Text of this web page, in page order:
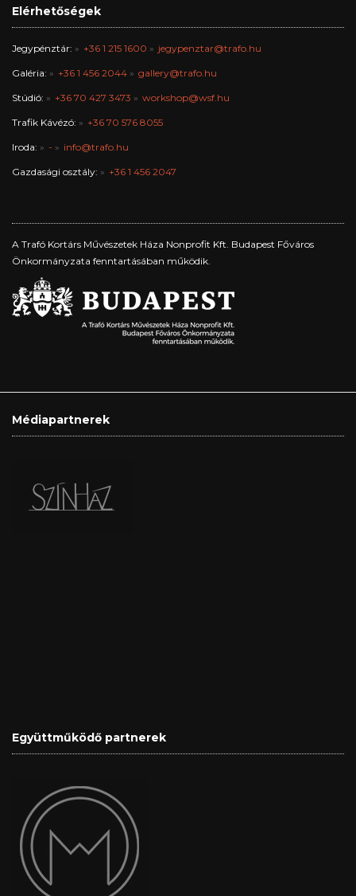
Elérhetőségek
Jegypénztár: +36 1 215 1600 jegypenztar@trafo.hu
Galéria: +36 1 456 2044 gallery@trafo.hu
Stúdió: +36 70 427 3473 workshop@wsf.hu
Trafik Kávézó: +36 70 576 8055
Iroda: - info@trafo.hu
Gazdasági osztály: +36 1 456 2047
A Trafó Kortárs Művészetek Háza Nonprofit Kft. Budapest Főváros
Önkormányzata fenntartásában működik.
Médiapartnerek
Együttműködő partnerek